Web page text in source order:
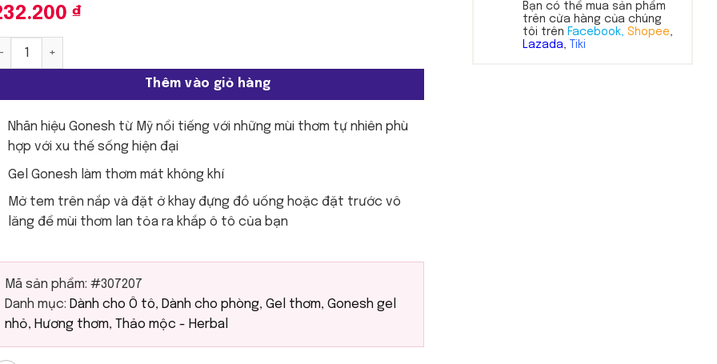
Bạn có thể mua sản phẩm
trên cửa hàng của chúng
tôi trên Facebook, Shopee,
Lazada, Tiki
₫
- Gel thơm nhỏ | Mùi số 7 số lượng
Thêm vào giỏ hàng
Nhãn hiệu Gonesh từ Mỹ nổi tiếng với những mùi thơm tự nhiên phù
hợp với xu thế sống hiện đại
Gel Gonesh làm thơm mát không khí
Mở tem trên nắp và đặt ở khay đựng đồ uống hoặc đặt trước vô
lăng để mùi thơm lan tỏa ra khắp ô tô của bạn
Mã sản phẩm: #307207
Danh mục: Dành cho Ô tô, Dành cho phòng, Gel thơm, Gonesh gel
nhỏ, Hương thơm, Thảo mộc - Herbal